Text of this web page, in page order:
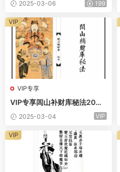
2025-03-06 199
VIP专享
VIP专享闾山补财库秘法20面
电子版
2025-03-04 VIP
VIP
VIP